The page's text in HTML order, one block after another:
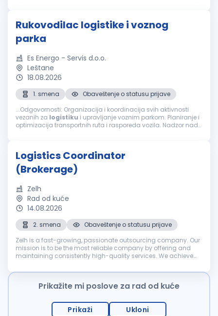
Rukovodilac logistike i voznog
parka
Es Energo - Servis d.o.o.
Leštane
18.08.2026
1. smena
Obaveštenje o statusu prijave
...Odgovornosti: Organizacija i koordinacija svih aktivnosti
vezanih za logistiku i upravljanje voznim parkom. Planiranje i
optimizacija transportnih ruta i rasporeda vozila. Nadzor nad
Logistics Coordinator
(Brokerage)
Zelh
Rad od kuće
14.08.2026
2. smena
Obaveštenje o statusu prijave
Zelh is a fast-growing, passionate outsourcing company. Our
mission is to be the most reliable company by offering and
maintaining consistently high-quality services. We achieve
customers, employe...
Prikažite mi poslove za rad od kuće
Prikaži Ukloni